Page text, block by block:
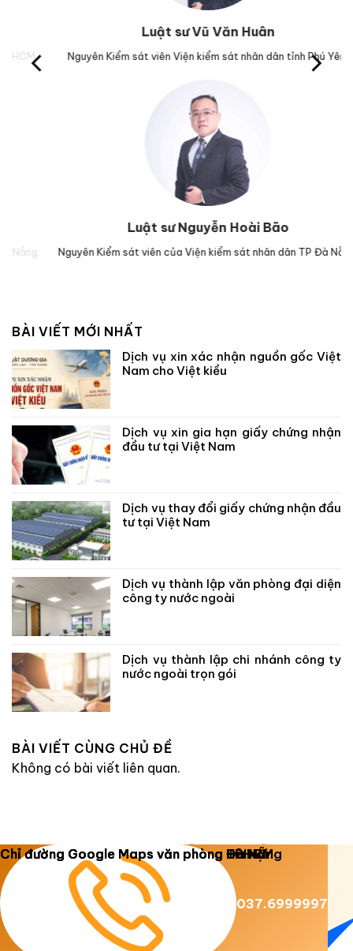
Luật sư Vũ Văn Huân
Nguyên Kiểm sát viên Viện kiểm sát nhân dân tỉnh Phú Yên.
Luật sư Nguyễn Hoài Bão
Nguyên Kiểm sát viên của Viện kiểm sát nhân dân TP Đà Nẵng.
BÀI VIẾT MỚI NHẤT
Dịch vụ xin xác nhận nguồn gốc Việt
Nam cho Việt kiều
Dịch vụ xin gia hạn giấy chứng nhận
đầu tư tại Việt Nam
Dịch vụ thay đổi giấy chứng nhận đầu
tư tại Việt Nam
Dịch vụ thành lập văn phòng đại diện
công ty nước ngoài
Dịch vụ thành lập chi nhánh công ty
nước ngoài trọn gói
BÀI VIẾT CÙNG CHỦ ĐỀ
Không có bài viết liên quan.
Copyright 2026 © Luật Dương Gia